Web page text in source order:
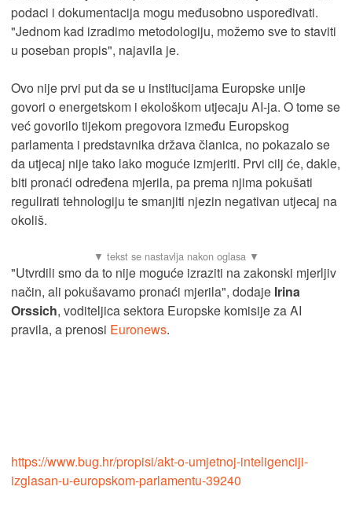
podaci i dokumentacija mogu međusobno uspoređivati.
"Jednom kad izradimo metodologiju, možemo sve to staviti
u poseban propis", najavila je.
Ovo nije prvi put da se u institucijama Europske unije
govori o energetskom i ekološkom utjecaju AI-ja. O tome se
već govorilo tijekom pregovora između Europskog
parlamenta i predstavnika država članica, no pokazalo se
da utjecaj nije tako lako moguće izmjeriti. Prvi cilj će, dakle,
biti pronaći određena mjerila, pa prema njima pokušati
regulirati tehnologiju te smanjiti njezin negativan utjecaj na
okoliš.
"Utvrdili smo da to nije moguće izraziti na zakonski mjerljiv
način, ali pokušavamo pronaći mjerila", dodaje Irina
Orssich, voditeljica sektora Europske komisije za AI
pravila, a prenosi Euronews.
https://www.bug.hr/propisi/akt-o-umjetnoj-inteligenciji-
izglasan-u-europskom-parlamentu-39240